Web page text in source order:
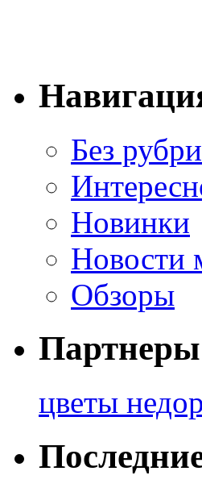
Без
Новинки
Новости
Обзоры
Партнеры
цветы